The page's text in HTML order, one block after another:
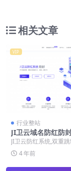
相关文章
VIP
行业整站
JI卫云域名防红防
版源码免授权
JI卫云防红系统,双重
定，生成短链接均支持
部直接打开支持i...
4 年前